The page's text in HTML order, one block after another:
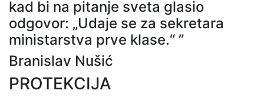
kad bi na pitanje sveta glasio
odgovor: „Udaje se za sekretara
ministarstva prve klase.“ ”
Branislav Nušić
PROTEKCIJA